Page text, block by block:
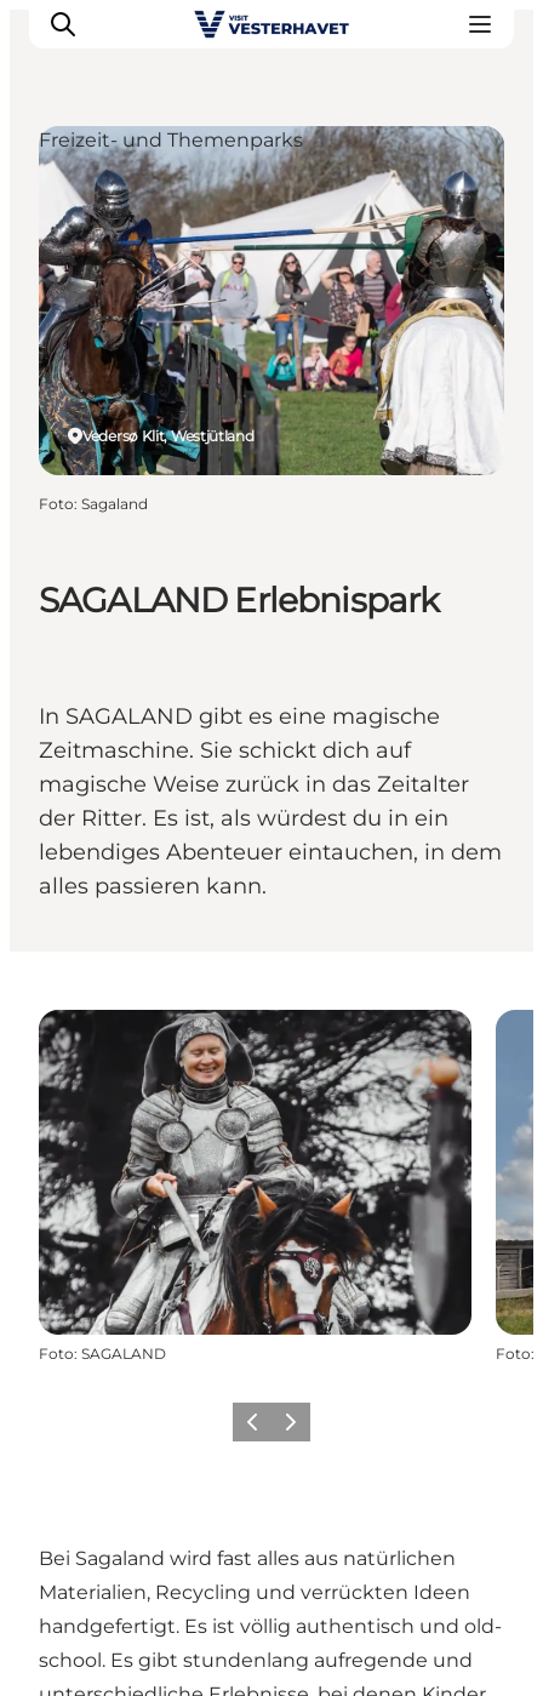
Events
Erlebnisse
Unsere Städte
Essen & Übernachtung
Tickets kaufen
Plane deine Reise
SAGALAND Erlebnispark
In SAGALAND gibt es eine magische
Zeitmaschine. Sie schickt dich auf
magische Weise zurück in das Zeitalter
der Ritter. Es ist, als würdest du in ein
lebendiges Abenteuer eintauchen, in dem
alles passieren kann.
Vedersø Klit, Westjütland
Freizeit- und Themenparks
Foto: Sagaland
Foto: SAGALAND Foto:
ZurückWeiter
Bei Sagaland wird fast alles aus natürlichen
Materialien, Recycling und verrückten Ideen
handgefertigt. Es ist völlig authentisch und old-
school. Es gibt stundenlang aufregende und